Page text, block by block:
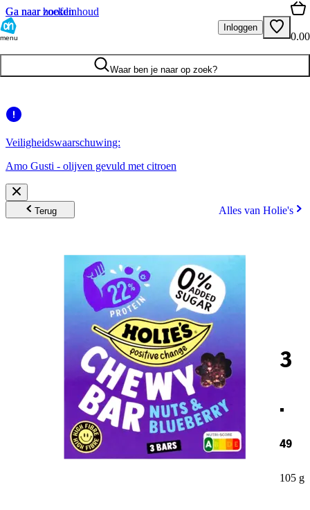
Ga naar hoofdinhoud
Ga naar zoeken
menu
Inloggen
0.00
Waar ben je naar op zoek?
Veiligheidswaarschuwing:
Amo Gusti - olijven gevuld met citroen
Terug Alles van Holie's
3
.
49
105 g